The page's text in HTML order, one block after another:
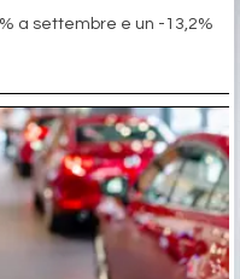
a settembre e un -13,2%